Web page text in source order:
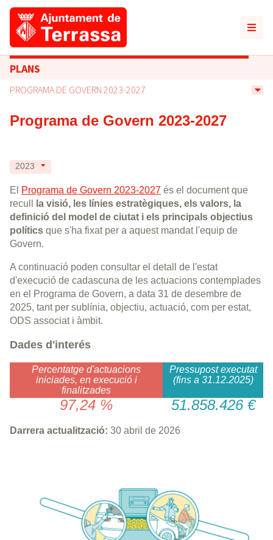
PLANS
PROGRAMA DE GOVERN 2023-2027
Programa de Govern 2023-2027
2023
El Programa de Govern 2023-2027 és el document que
recull
la visió, les línies estratègiques, els valors, la
definició del model de ciutat i els principals objectius
polítics que s'ha fixat per a aquest mandat l'equip de
Govern.
A continuació poden consultar el detall de l'estat
d'execució de cadascuna de les actuacions contemplades
en el Programa de Govern, a data 31 de desembre de
2025, tant per sublínia, objectiu, actuació, com per estat,
ODS associat i àmbit.
Dades d'interés
Percentatge d'actuacions
iniciades, en execució i
finalitzades
Pressupost executat
(fins a 31.12.2025)
97,24 % 51.858.426 €
Darrera actualització: 30 abril de 2026